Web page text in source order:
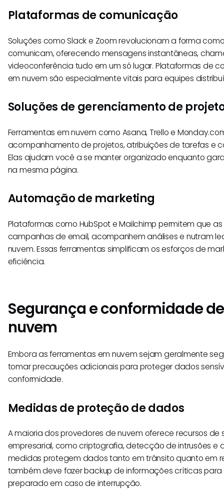
Plataformas de comunicação
Soluções como Slack e Zoom revolucionam a forma
comunicam, oferecendo mensagens instantâneas,
videoconferência tudo em um só lugar. Plataformas de
em nuvem são especialmente vitais para equipes
Soluções de gerenciamento de
Ferramentas em nuvem como Asana, Trello e
acompanhamento de projetos, atribuições de tarefas e
Elas ajudam você a se manter organizado enquanto
na mesma página.
Automação de marketing
Plataformas como HubSpot e Mailchimp permitem que
campanhas de email, acompanhem análises e nutram
nuvem. Essas ferramentas simplificam os esforços de
eficiência.
Segurança e conformidade
nuvem
Embora as ferramentas em nuvem sejam geralmente
tomar precauções adicionais para proteger dados
conformidade.
Medidas de proteção de dados
A maioria dos provedores de nuvem oferece recursos de
empresarial, como criptografia, detecção de intrusões e
medidas protegem dados tanto em trânsito quanto em
também deve fazer backup de informações críticas
preparado em caso de interrupção.